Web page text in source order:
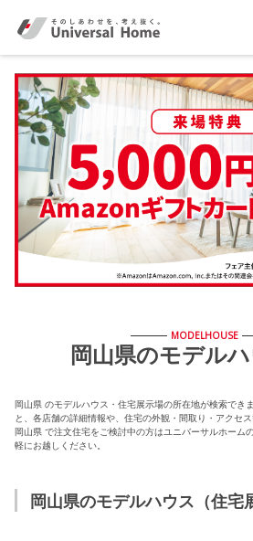
menu
ユニバーサルホームの特長
コンセプトプラン
テクノロジー
モデルハウス検索・見学予約
シミュレー ション
MODELHOUSE
岡山県のモデル
岡山県 のモデルハウス・住宅展示場の所在地が検索でき
と、各店舗の詳細情報や、住宅の外観・間取り・アクセ
岡山県 で注文住宅をご検討中の方はユニバーサルホーム
軽にお越しください。
岡山県のモデルハウス（住宅